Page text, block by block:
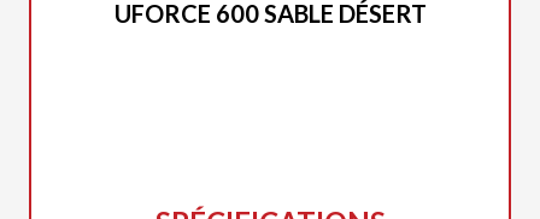
UFORCE 600 SABLE DÉSERT